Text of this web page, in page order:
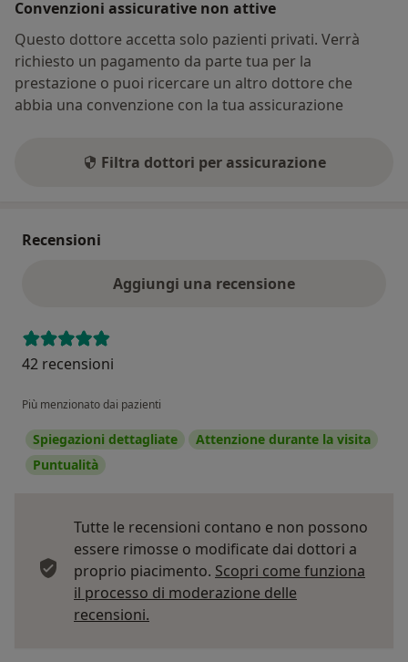
Convenzioni assicurative non attive
Questo dottore accetta solo pazienti privati. Verrà
richiesto un pagamento da parte tua per la
prestazione o puoi ricercare un altro dottore che
abbia una convenzione con la tua assicurazione
Filtra dottori per assicurazione
Recensioni
Aggiungi una recensione
42 recensioni
Più menzionato dai pazienti
Spiegazioni dettagliate
Attenzione durante la visita
Puntualità
Tutte le recensioni contano e non possono
essere rimosse o modificate dai dottori a
proprio piacimento. Scopri come funziona
il processo di moderazione delle
recensioni.